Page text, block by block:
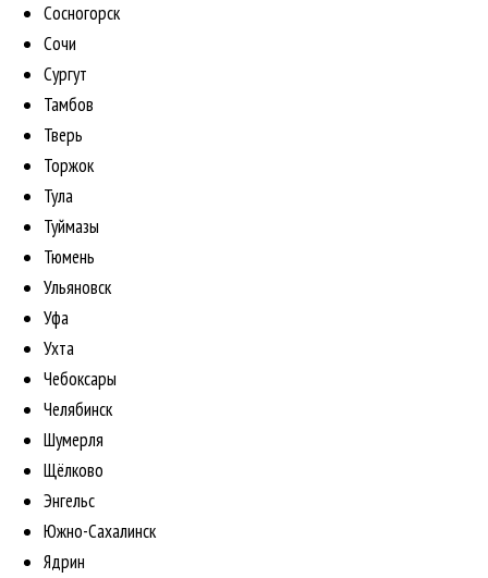
Сосногорск
Сочи
Сургут
Тамбов
Тверь
Торжок
Тула
Туймазы
Тюмень
Ульяновск
Уфа
Ухта
Чебоксары
Челябинск
Шумерля
Щёлково
Энгельс
Южно-Сахалинск
Ядрин